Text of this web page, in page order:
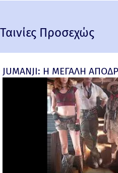
Ταινίες Προσεχώς
JUMANJI: Η ΜΕΓΑΛΗ